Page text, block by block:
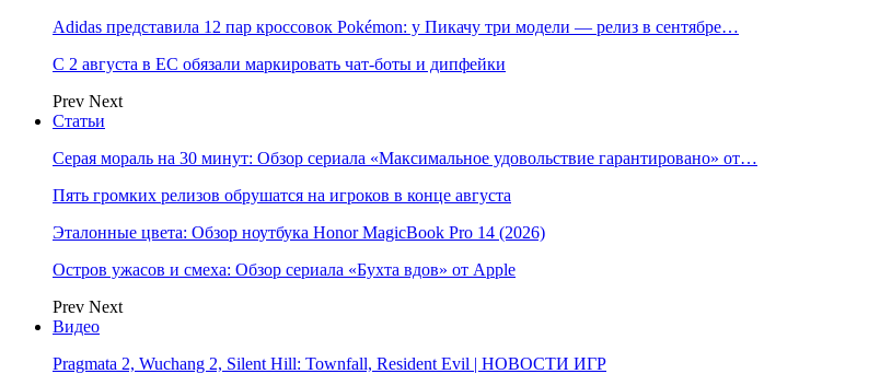
Adidas представила 12 пар кроссовок Pokémon: у Пикачу три модели — релиз в сентябре…
С 2 августа в ЕС обязали маркировать чат-боты и дипфейки
Prev Next
Статьи
Серая мораль на 30 минут: Обзор сериала «Максимальное удовольствие гарантировано» от…
Пять громких релизов обрушатся на игроков в конце августа
Эталонные цвета: Обзор ноутбука Honor MagicBook Pro 14 (2026)
Остров ужасов и смеха: Обзор сериала «Бухта вдов» от Apple
Prev Next
Видео
Pragmata 2, Wuchang 2, Silent Hill: Townfall, Resident Evil | НОВОСТИ ИГР